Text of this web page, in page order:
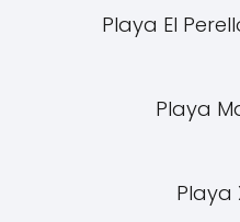
Playa El
Playa
Playa